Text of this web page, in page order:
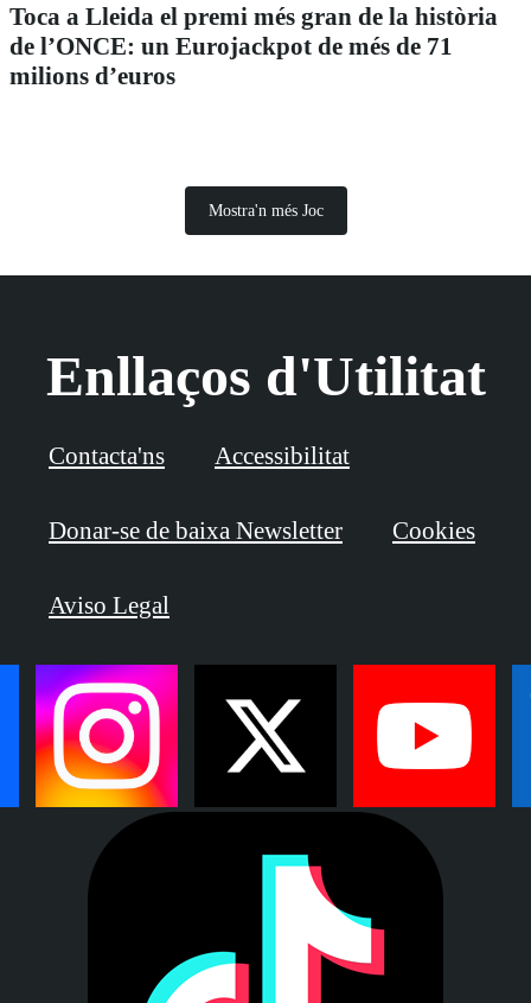
Toca a Lleida el premi més gran de la història
de l’ONCE: un Eurojackpot de més de 71
milions d’euros
Mostra'n més Joc
Enllaços d'Utilitat
Contacta'ns Accessibilitat
Donar-se de baixa Newsletter Cookies
Aviso Legal